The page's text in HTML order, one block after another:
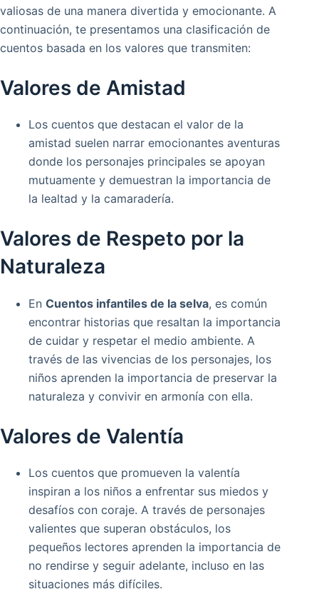
valiosas de una manera divertida y emocionante. A
continuación, te presentamos una clasificación de
cuentos basada en los valores que transmiten:
Valores de Amistad
Los cuentos que destacan el valor de la
amistad suelen narrar emocionantes aventuras
donde los personajes principales se apoyan
mutuamente y demuestran la importancia de
la lealtad y la camaradería.
Valores de Respeto por la
Naturaleza
En Cuentos infantiles de la selva, es común
encontrar historias que resaltan la importancia
de cuidar y respetar el medio ambiente. A
través de las vivencias de los personajes, los
niños aprenden la importancia de preservar la
naturaleza y convivir en armonía con ella.
Valores de Valentía
Los cuentos que promueven la valentía
inspiran a los niños a enfrentar sus miedos y
desafíos con coraje. A través de personajes
valientes que superan obstáculos, los
pequeños lectores aprenden la importancia de
no rendirse y seguir adelante, incluso en las
situaciones más difíciles.